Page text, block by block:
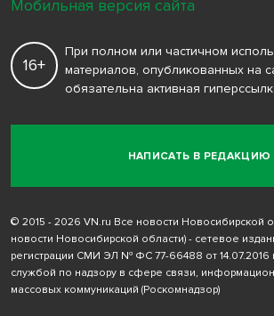
НАПИСАТЬ В РЕДАКЦИЮ
16+
При полном или частичном
материалов, опубликованных на
обязательна активная
© 2015 - 2026 VN.ru Все новости Новосибирской
новости Новосибирской области) - сетевое
регистрации СМИ ЭЛ № ФС 77-66488 от
службой по надзору в сфере связи,
массовых коммуникаций (Роскомнадзор)
Мобильная версия сайта